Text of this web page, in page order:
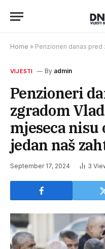
Home » Penzioneri danas pred zgradom
VIJESTI By admin
Penzioneri
zgradom
mjeseca
jedan naš
September 17, 2024 3